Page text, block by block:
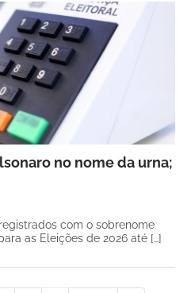
no nome da urna;
com o sobrenome
as Eleições de 2026 até […]